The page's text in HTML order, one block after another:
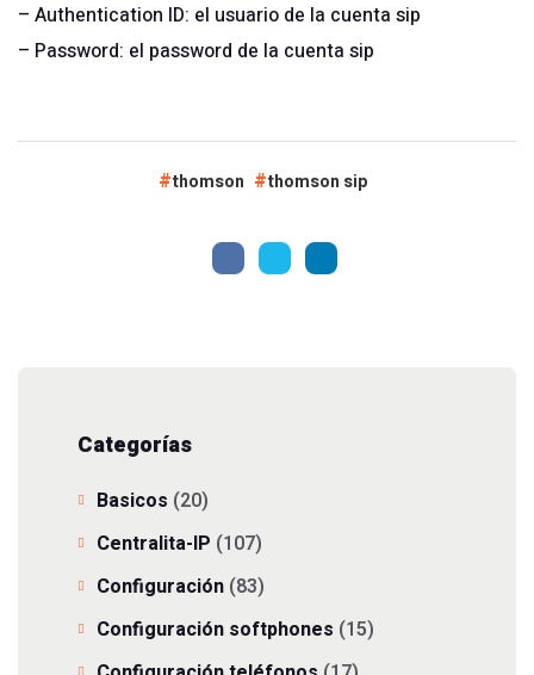
– Authentication ID: el usuario de la cuenta sip
– Password: el password de la cuenta sip
thomson thomson sip
Categorías
Basicos (20)
Centralita-IP (107)
Configuración (83)
Configuración softphones (15)